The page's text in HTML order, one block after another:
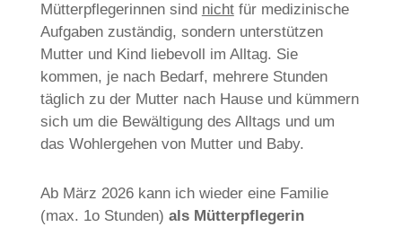
Mütterpflegerinnen sind nichtfür medizinische
Aufgaben zuständig, sondern unterstützen
Mutter und Kind liebevoll im Alltag. Sie
kommen, je nach Bedarf, mehrere Stunden
täglich zu der Mutter nach Hause und kümmern
sich um die Bewältigung des Alltags und um
das Wohlergehen von Mutter und Baby.
Ab März 2026 kann ich wieder eine Familie
(max. 1o Stunden) als Mütterpflegerin